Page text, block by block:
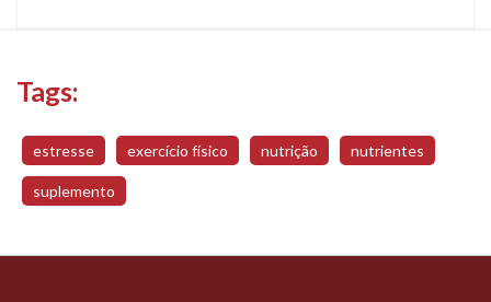
Tags:
estresse exercício físico nutrição nutrientes
suplemento